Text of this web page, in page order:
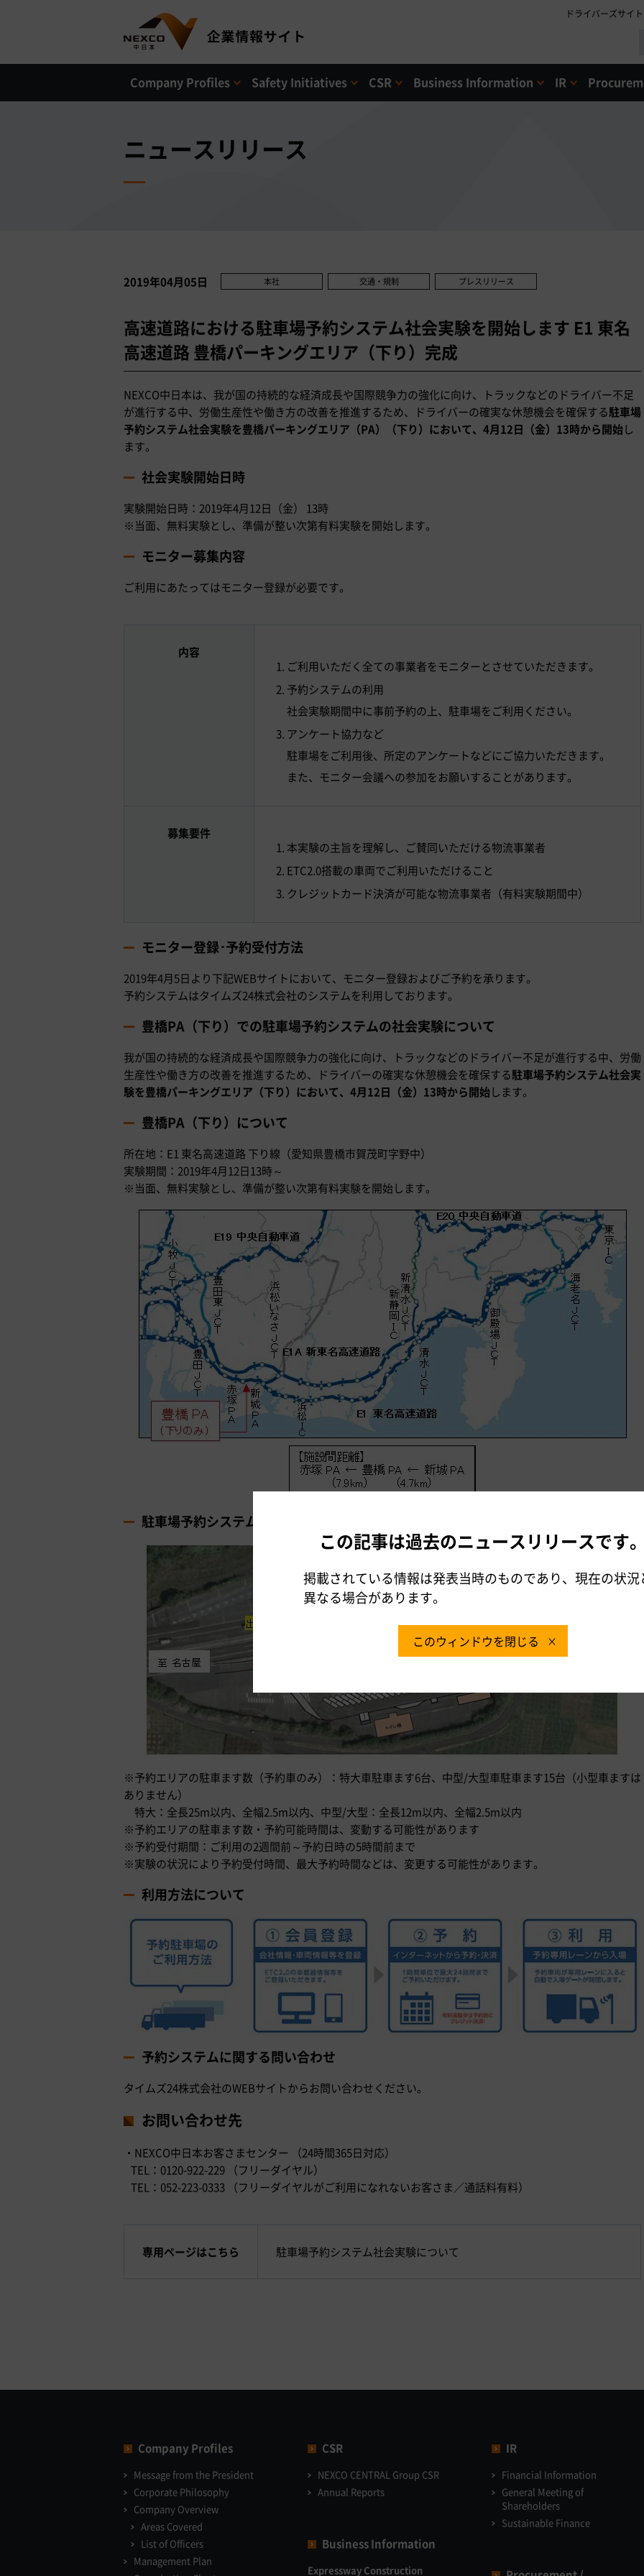
ドライバーズサイト
Company Profiles Safety Initiatives CSR Business Information IR
ニュースリリース
2019年04月05日 本社 交通・規制 プレスリリース
高速道路における駐車場予約システム社会実験を開始します E1 東名
高速道路 豊橋パーキングエリア（下り）完成
NEXCO中日本は、我が国の持続的な経済成長や国際競争力の強化に向け、トラックなどのドライバー不足
が進行する中、労働生産性や働き方の改善を推進するため、ドライバーの確実な休憩機会を確保する駐車場
予約システム社会実験を豊橋パーキングエリア（PA）（下り）において、4月12日（金）13時から開始し
ます。
社会実験開始日時
実験開始日時：2019年4月12日（金） 13時
※当面、無料実験とし、準備が整い次第有料実験を開始します。
モニター募集内容
ご利用にあたってはモニター登録が必要です。
内容
ご利用いただく全ての事業者をモニターとさせていただきます。
予約システムの利用
社会実験期間中に事前予約の上、駐車場をご利用ください。
アンケート協力など
駐車場をご利用後、所定のアンケートなどにご協力いただきます。
また、モニター会議への参加をお願いすることがあります。
募集要件
本実験の主旨を理解し、ご賛同いただける物流事業者
ETC2.0搭載の車両でご利用いただけること
クレジットカード決済が可能な物流事業者（有料実験期間中）
モニター登録･予約受付方法
2019年4月5日より下記WEBサイトにおいて、モニター登録およびご予約を承ります。
予約システムはタイムズ24株式会社のシステムを利用しております。
豊橋PA（下り）での駐車場予約システムの社会実験について
我が国の持続的な経済成長や国際競争力の強化に向け、トラックなどのドライバー不足が進行する中、労働
生産性や働き方の改善を推進するため、ドライバーの確実な休憩機会を確保する駐車場予約システム社会実
験を豊橋パーキングエリア（下り）において、4月12日（金）13時から開始します。
豊橋PA（下り）について
所在地：E1 東名高速道路 下り線（愛知県豊橋市賀茂町字野中）
実験期間：2019年4月12日13時～
※当面、無料実験とし、準備が整い次第有料実験を開始します。
駐車場予約システムについて
※予約エリアの駐車ます数（予約車のみ）：特大車駐車ます6台、中型/大型車駐車ます15台（小型車ますは
ありません）
特大：全長25m以内、全幅2.5m以内、中型/大型：全長12m以内、全幅2.5m以内
※予約エリアの駐車ます数・予約可能時間は、変動する可能性があります
※予約受付期間：ご利用の2週間前～予約日時の5時間前まで
※実験の状況により予約受付時間、最大予約時間などは、変更する可能性があります。
利用方法について
予約システムに関する問い合わせ
タイムズ24株式会社のWEBサイトからお問い合わせください。
お問い合わせ先
・NEXCO中日本お客さまセンター （24時間365日対応）
TEL：0120-922-229 （フリーダイヤル）
TEL：052-223-0333 （フリーダイヤルがご利用になれないお客さま／通話料有料）
専用ページはこちら 駐車場予約システム社会実験について
Company Profiles
Message from the President
Corporate Philosophy
Company Overview
Areas Covered
List of Officers
Management Plan
CSR
NEXCO CENTRAL Group CSR
Annual Reports
Business Information
Expressway Construction
IR
Financial Information
General Meeting of
Shareholders
Sustainable Finance
この記事は過去のニュースリリースです
掲載されている情報は発表当時のものであり、現在の状況
異なる場合があります。
このウィンドウを閉じる